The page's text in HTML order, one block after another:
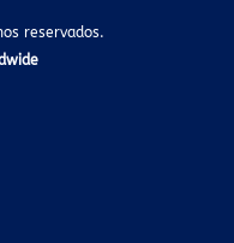
reservados.